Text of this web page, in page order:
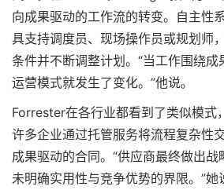
向成果驱动的工作流的转变。自主性
具支持调度员、现场操作员或规划师
条件并不断调整计划。“当工作围绕成
运营模式就发生了变化。”他说。
Forrester在各行业都看到了类似模式
许多企业通过托管服务将流程复杂性
成果驱动的合同。“供应商最终做出战
未明确实用性与竞争优势的界限。”她